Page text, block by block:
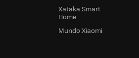
Xataka Smart
Home
Mundo Xiaomi